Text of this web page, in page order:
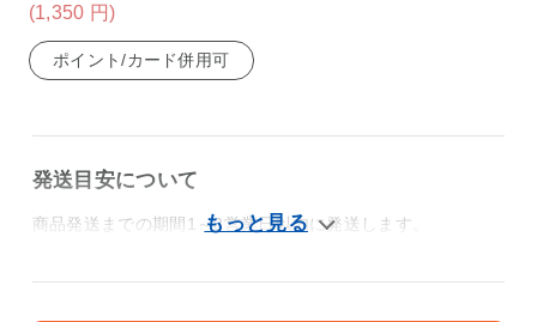
(1,350 円)
ポイント/カード併用可
発送目安について
商品発送までの期間1～3営業日以内に発送します。